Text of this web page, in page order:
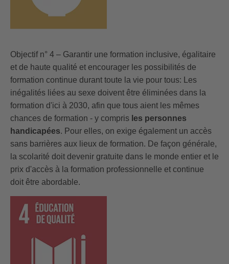
Objectif n° 4 – Garantir une formation inclusive, égalitaire
et de haute qualité et encourager les possibilités de
formation continue durant toute la vie pour tous: Les
inégalités liées au sexe doivent être éliminées dans la
formation d'ici à 2030, afin que tous aient les mêmes
chances de formation - y compris les personnes
handicapées. Pour elles, on exige également un accès
sans barrières aux lieux de formation. De façon générale,
la scolarité doit devenir gratuite dans le monde entier et le
prix d'accès à la formation professionnelle et continue
doit être abordable.